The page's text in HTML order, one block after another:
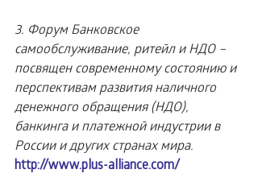
3. Форум Банковское
самообслуживание, ритейл и НДО –
посвящен современному состоянию и
перспективам развития наличного
денежного обращения (НДО),
банкинга и платежной индустрии в
России и других странах мира.
http://www.plus-alliance.com/